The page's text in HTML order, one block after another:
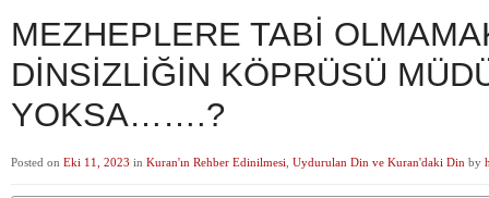
MEZHEPLERE TABİ
DİNSİZLİĞİN KÖPRÜSÜ
YOKSA…….?
Posted on Eki 11, 2023 in Kuran'ın Rehber Edinilmesi Uydurulan Din ve Kuran'daki Din by